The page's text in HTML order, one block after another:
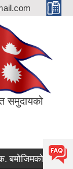
समुदायको
मौजुदा सुची